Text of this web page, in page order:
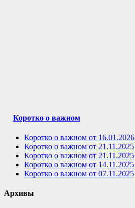
Коротко о важном
Коротко о важном от 16.01.2026
Коротко о важном от 21.11.2025
Коротко о важном от 21.11.2025
Коротко о важном от 14.11.2025
Коротко о важном от 07.11.2025
Архивы